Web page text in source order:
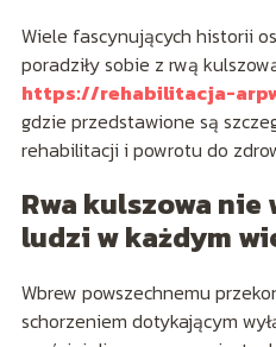
Wiele fascynujących historii
poradziły sobie z rwą
https://rehabilitacja-
gdzie przedstawione są
rehabilitacji i powrotu do
Rwa kulszowa
ludzi w każdym
Wbrew powszechnemu
schorzeniem dotykającym